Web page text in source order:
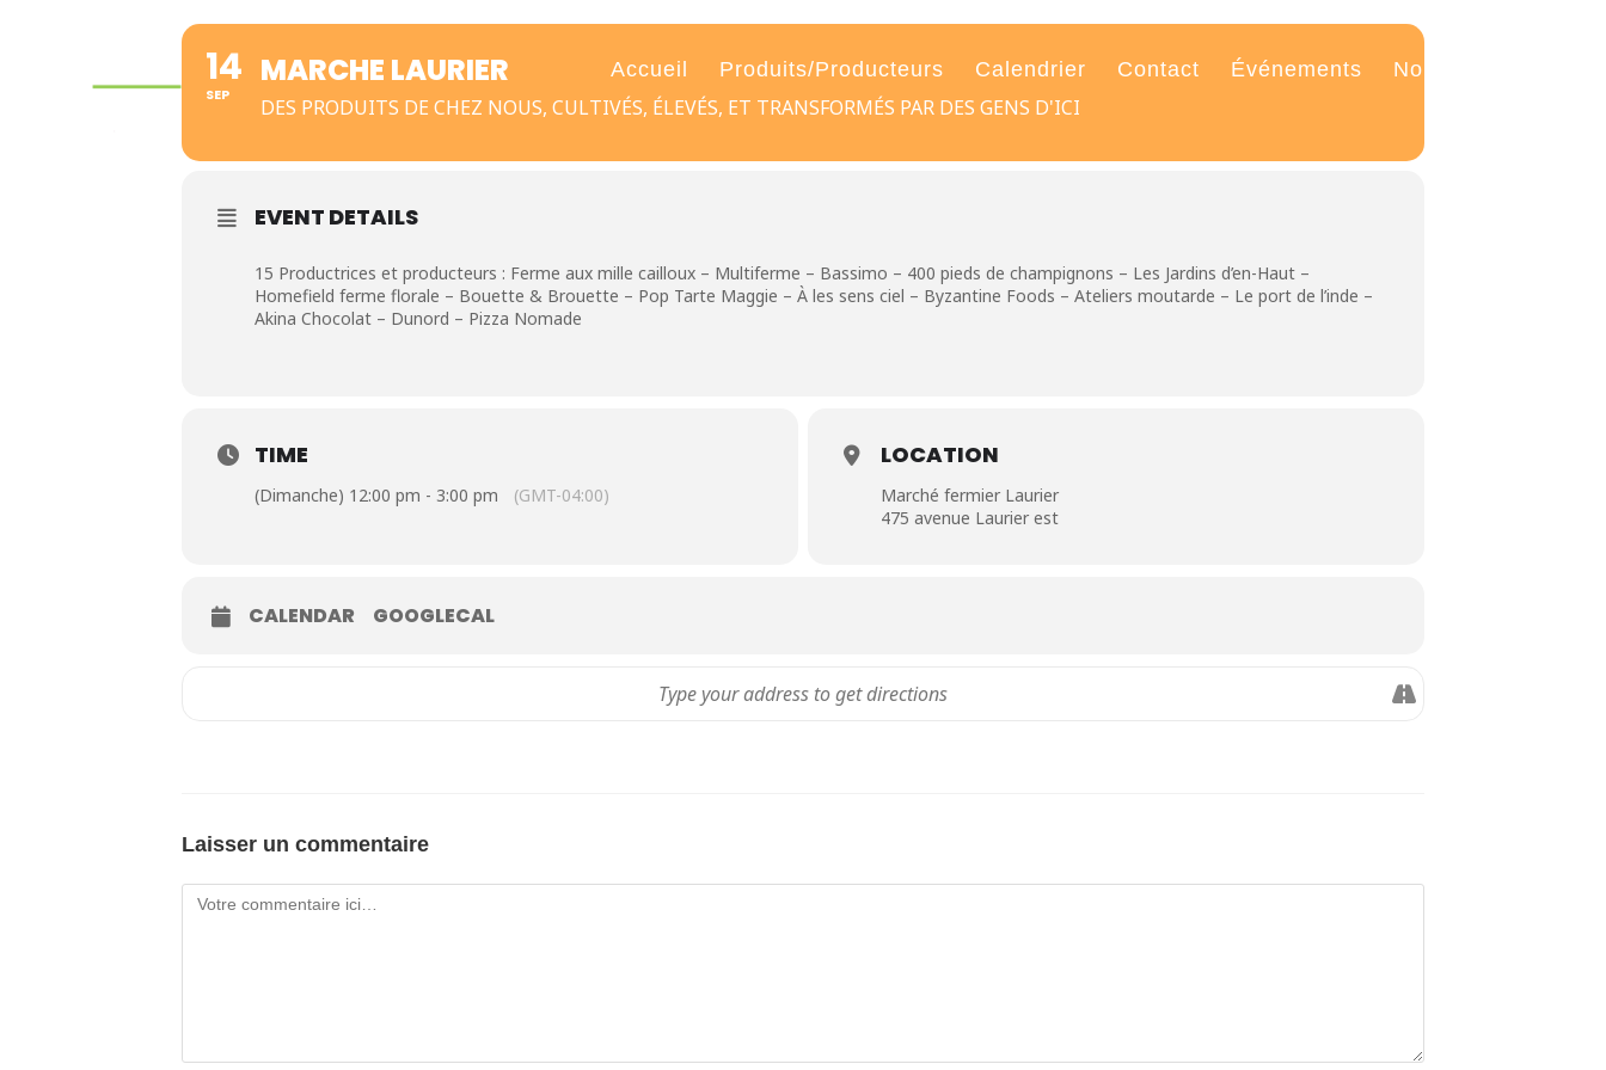
Accueil Produits/Producteurs Calendrier Contact Événements Nouvelles
14
SEP
MARCHE LAURIER
DES PRODUITS DE CHEZ NOUS, CULTIVÉS, ÉLEVÉS, ET TRANSFORMÉS PAR DES GENS D'ICI
EVENT DETAILS
15 Productrices et producteurs : Ferme aux mille cailloux – Multiferme – Bassimo – 400 pieds de champignons – Les Jardins d’en-Haut –
Homefield ferme florale – Bouette & Brouette – Pop Tarte Maggie – À les sens ciel – Byzantine Foods – Ateliers moutarde – Le port de l’inde –
Akina Chocolat – Dunord – Pizza Nomade
TIME
(Dimanche) 12:00 pm - 3:00 pm (GMT-04:00)
LOCATION
Marché fermier Laurier
475 avenue Laurier est
CALENDAR GOOGLECAL
Laisser un commentaire